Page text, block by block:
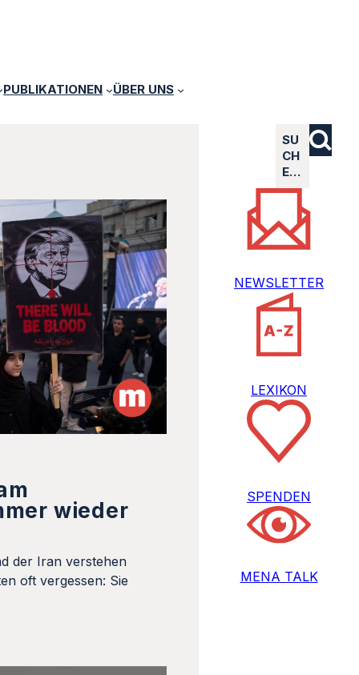
PUBLIKATIONEN ÜBER UNS
wieder
der Iran verstehen
oft vergessen: Sie
SU
CH
E…
NEWSLETTER
LEXIKON
SPENDEN
MENA TALK